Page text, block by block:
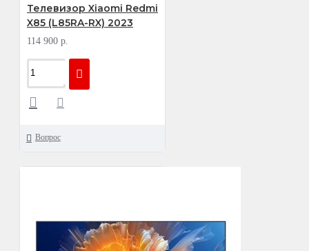
Телевизор Xiaomi Redmi
X85 (L85RA-RX) 2023
114 900 р.
Вопрос